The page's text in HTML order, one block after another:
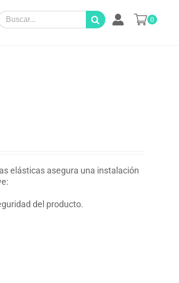
0
elásticas asegura una instalación
del producto.